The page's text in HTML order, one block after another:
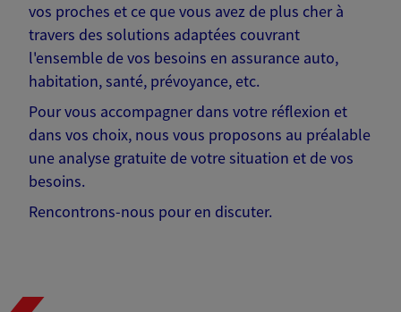
vos proches et ce que vous avez de plus cher à
travers des solutions adaptées couvrant
l'ensemble de vos besoins en assurance auto,
habitation, santé, prévoyance, etc.
Pour vous accompagner dans votre réflexion et
dans vos choix, nous vous proposons au préalable
une analyse gratuite de votre situation et de vos
besoins.
Rencontrons-nous pour en discuter.